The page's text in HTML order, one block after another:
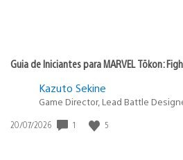
Guia de Iniciantes para MARVEL Tōkon:
Kazuto Sekine
Game Director, Lead Battle
Data
20/07/2026 1 5